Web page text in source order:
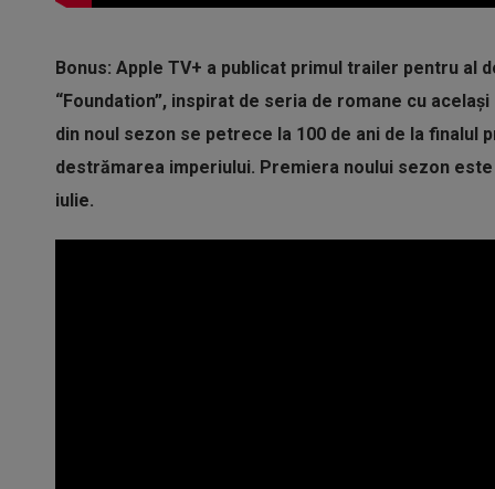
Bonus: Apple TV+ a publicat primul trailer pentru al
“Foundation”, inspirat de seria de romane cu
din noul sezon se petrece la 100 de ani de la finalul
destrămarea imperiului. Premiera noului sezon
iulie.